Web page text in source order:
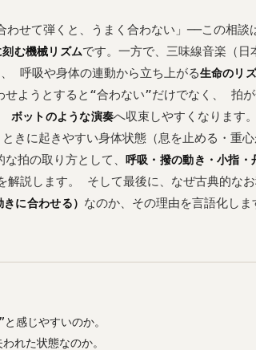
わせて弾くと、うまく合わない」──この相談
む機械リズムです。一方で、三味線音楽（日
呼吸や身体の連動から立ち上がる生命のリ
せようとすると“合わない”だけでなく、 拍
ボットのような演奏へ収束しやすくなります。
きに起きやすい身体状態（息を止める・重
拍の取り方として、
呼吸・撥の動き・小指・
解説します。 そして最後に、なぜ古典的な
きに合わせる） なのか、その理由を言語化しま
感じやすいのか。
れた状態なのか。